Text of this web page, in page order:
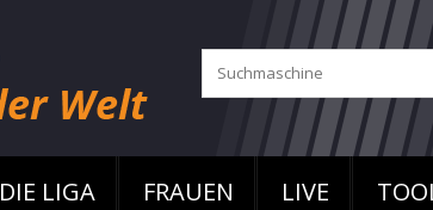
DIE LIGA FRAUEN LIVE